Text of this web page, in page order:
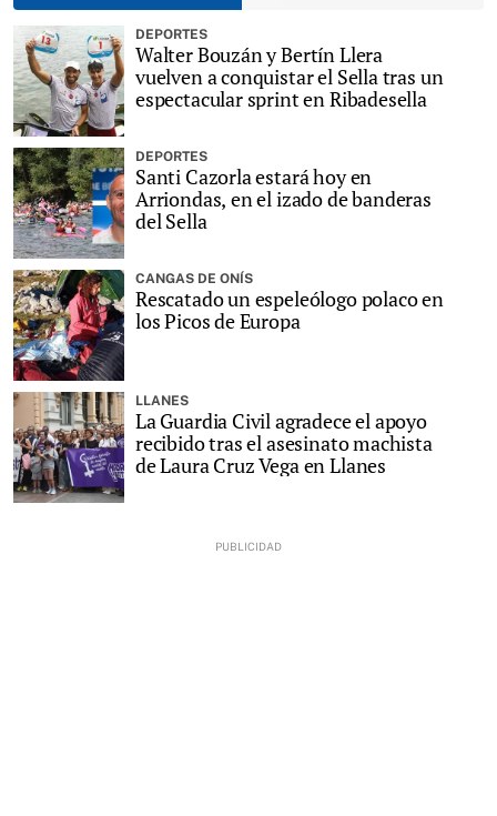
DEPORTES
Walter Bouzán y Bertín Llera
vuelven a conquistar el Sella tras un
espectacular sprint en Ribadesella
DEPORTES
Santi Cazorla estará hoy en
Arriondas, en el izado de banderas
del Sella
CANGAS DE ONÍS
Rescatado un espeleólogo polaco en
los Picos de Europa
LLANES
La Guardia Civil agradece el apoyo
recibido tras el asesinato machista
de Laura Cruz Vega en Llanes